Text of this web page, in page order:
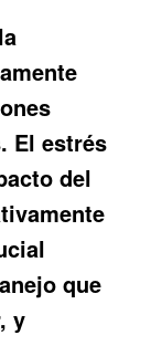
El estrés
del
que
y